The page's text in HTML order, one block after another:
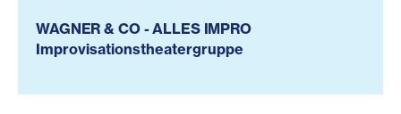
WAGNER & CO - ALLES IMPRO
Improvisationstheatergruppe